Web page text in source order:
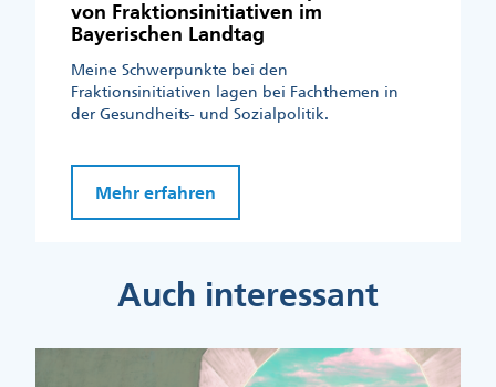
von Fraktionsinitiativen im
Bayerischen Landtag
Meine Schwerpunkte bei den
Fraktionsinitiativen lagen bei Fachthemen in
der Gesundheits- und Sozialpolitik.
Mehr erfahren
Auch interessant